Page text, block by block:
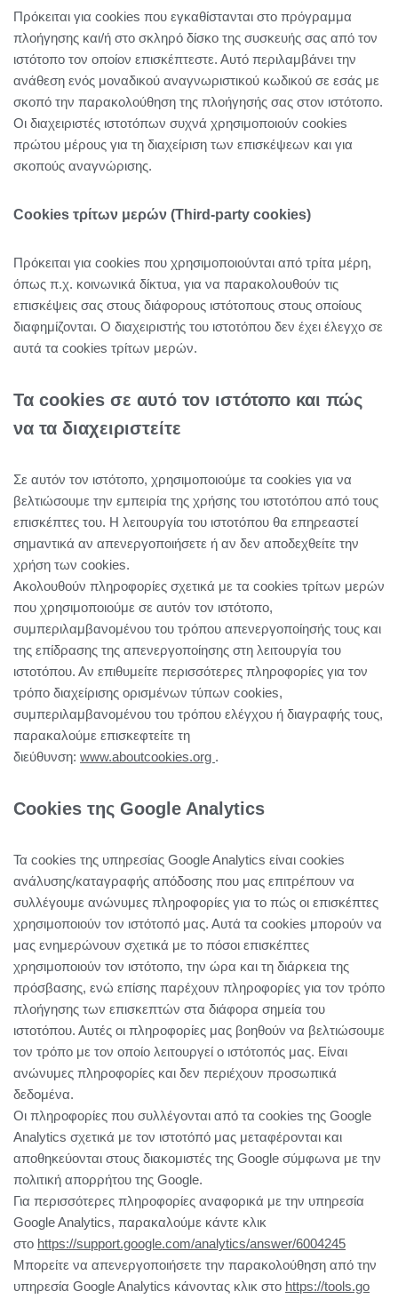
Πρόκειται για cookies που εγκαθίστανται στο πρόγραμμα
πλοήγησης και/ή στο σκληρό δίσκο της συσκευής σας από τον
ιστότοπο τον οποίον επισκέπτεστε. Αυτό περιλαμβάνει την
ανάθεση ενός μοναδικού αναγνωριστικού κωδικού σε εσάς με
σκοπό την παρακολούθηση της πλοήγησής σας στον ιστότοπο.
Οι διαχειριστές ιστοτόπων συχνά χρησιμοποιούν cookies
πρώτου μέρους για τη διαχείριση των επισκέψεων και για
σκοπούς αναγνώρισης.
Cookies τρίτων μερών (Third-party cookies)
Πρόκειται για cookies που χρησιμοποιούνται από τρίτα μέρη,
όπως π.χ. κοινωνικά δίκτυα, για να παρακολουθούν τις
επισκέψεις σας στους διάφορους ιστότοπους στους οποίους
διαφημίζονται. Ο διαχειριστής του ιστοτόπου δεν έχει έλεγχο σε
αυτά τα cookies τρίτων μερών.
Τα cookies σε αυτό τον ιστότοπο και πώς
να τα διαχειριστείτε
Σε αυτόν τον ιστότοπο, χρησιμοποιούμε τα cookies για να
βελτιώσουμε την εμπειρία της χρήσης του ιστοτόπου από τους
επισκέπτες του. Η λειτουργία του ιστοτόπου θα επηρεαστεί
σημαντικά αν απενεργοποιήσετε ή αν δεν αποδεχθείτε την
χρήση των cookies.
Ακολουθούν πληροφορίες σχετικά με τα cookies τρίτων μερών
που χρησιμοποιούμε σε αυτόν τον ιστότοπο,
συμπεριλαμβανομένου του τρόπου απενεργοποίησής τους και
της επίδρασης της απενεργοποίησης στη λειτουργία του
ιστοτόπου. Αν επιθυμείτε περισσότερες πληροφορίες για τον
τρόπο διαχείρισης ορισμένων τύπων cookies,
συμπεριλαμβανομένου του τρόπου ελέγχου ή διαγραφής τους,
παρακαλούμε επισκεφτείτε τη
διεύθυνση: www.aboutcookies.org .
Cookies της Google Analytics
Τα cookies της υπηρεσίας Google Analytics είναι cookies
ανάλυσης/καταγραφής απόδοσης που μας επιτρέπουν να
συλλέγουμε ανώνυμες πληροφορίες για το πώς οι επισκέπτες
χρησιμοποιούν τον ιστότοπό μας. Αυτά τα cookies μπορούν να
μας ενημερώνουν σχετικά με το πόσοι επισκέπτες
χρησιμοποιούν τον ιστότοπο, την ώρα και τη διάρκεια της
πρόσβασης, ενώ επίσης παρέχουν πληροφορίες για τον τρόπο
πλοήγησης των επισκεπτών στα διάφορα σημεία του
ιστοτόπου. Αυτές οι πληροφορίες μας βοηθούν να βελτιώσουμε
τον τρόπο με τον οποίο λειτουργεί ο ιστότοπός μας. Είναι
ανώνυμες πληροφορίες και δεν περιέχουν προσωπικά
δεδομένα.
Οι πληροφορίες που συλλέγονται από τα cookies της Google
Analytics σχετικά με τον ιστοτόπό μας μεταφέρονται και
αποθηκεύονται στους διακομιστές της Google σύμφωνα με την
πολιτική απορρήτου της Google.
Για περισσότερες πληροφορίες αναφορικά με την υπηρεσία
Google Analytics, παρακαλούμε κάντε κλικ
στο https://support.google.com/analytics/answer/6004245
Μπορείτε να απενεργοποιήσετε την παρακολούθηση από την
υπηρεσία Google Analytics κάνοντας κλικ στο https://tools.go